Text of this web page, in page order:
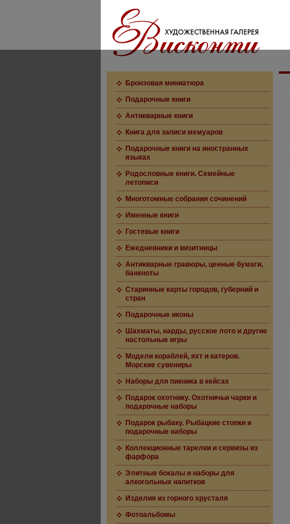
Бронзовая миниатюра
Подарочные книги
Антикварные книги
Книга для записи мемуаров
Подарочные книги на иностранных
языках
Родословные книги. Семейные
летописи
Многотомные собрания сочинений
Именные книги
Гостевые книги
Ежедневники и визитницы
Антикварные гравюры, ценные бумаги,
банкноты
Старинные карты городов, губерний и
стран
Подарочные иконы
Шахматы, нарды, русское лото и другие
настольные игры
Модели кораблей, яхт и катеров.
Морские сувениры
Наборы для пикника в кейсах
Подарок охотнику. Охотничьи чарки и
подарочные наборы
Подарок рыбаку. Рыбацкие стопки и
подарочные наборы
Коллекционные тарелки и сервизы из
фарфора
Элитные бокалы и наборы для
алкогольных напитков
Изделия из горного хрусталя
Фотоальбомы